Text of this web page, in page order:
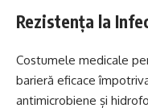
Rezistența la
Costumele medicale
barieră eficace
antimicrobiene și